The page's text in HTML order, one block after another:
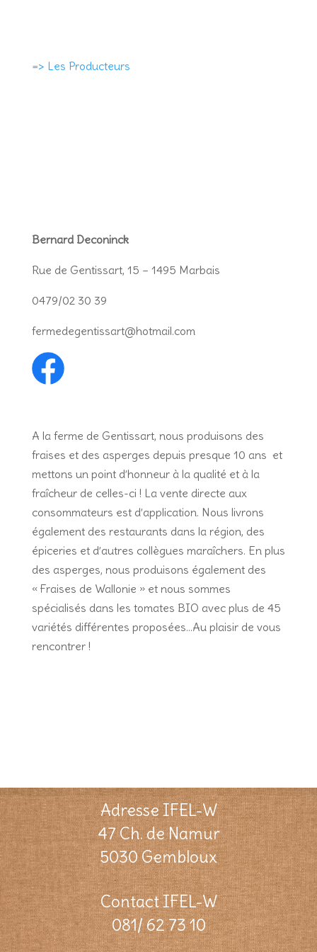
=> Les Producteurs
Bernard Deconinck
Rue de Gentissart, 15 – 1495 Marbais
0479/02 30 39
fermedegentissart@hotmail.com
A la ferme de Gentissart, nous produisons des
fraises et des asperges depuis presque 10 ans et
mettons un point d’honneur à la qualité et à la
fraîcheur de celles-ci ! La vente directe aux
consommateurs est d’application. Nous livrons
également des restaurants dans la région, des
épiceries et d’autres collègues maraîchers. En plus
des asperges, nous produisons également des
« Fraises de Wallonie » et nous sommes
spécialisés dans les tomates BIO avec plus de 45
variétés différentes proposées…Au plaisir de vous
rencontrer !
Adresse IFEL-W
47 Ch. de Namur
5030 Gembloux
Contact IFEL-W
081/ 62 73 10